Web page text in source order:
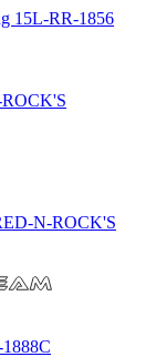
15L-RR-1856
N-ROCK'S